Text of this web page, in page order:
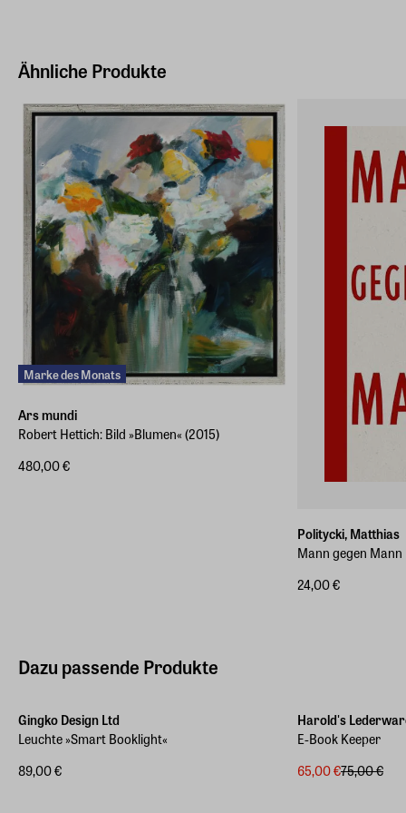
Ähnliche Produkte
Marke des Monats
Ars mundi
Robert Hettich: Bild »Blumen« (2015)
480,00 €
Politycki, Matthias
Mann gegen Mann
24,00 €
Dazu passende Produkte
Gingko Design Ltd
Leuchte »Smart Booklight«
89,00 €
Harold's
E-Book Keeper
65,00 €75,00 €